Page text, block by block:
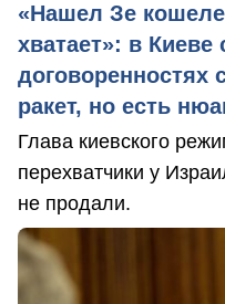
«Нашел Зе
хватает»: в Киеве
договоренностях
ракет, но есть
Глава киевского
перехватчики у
не продали.